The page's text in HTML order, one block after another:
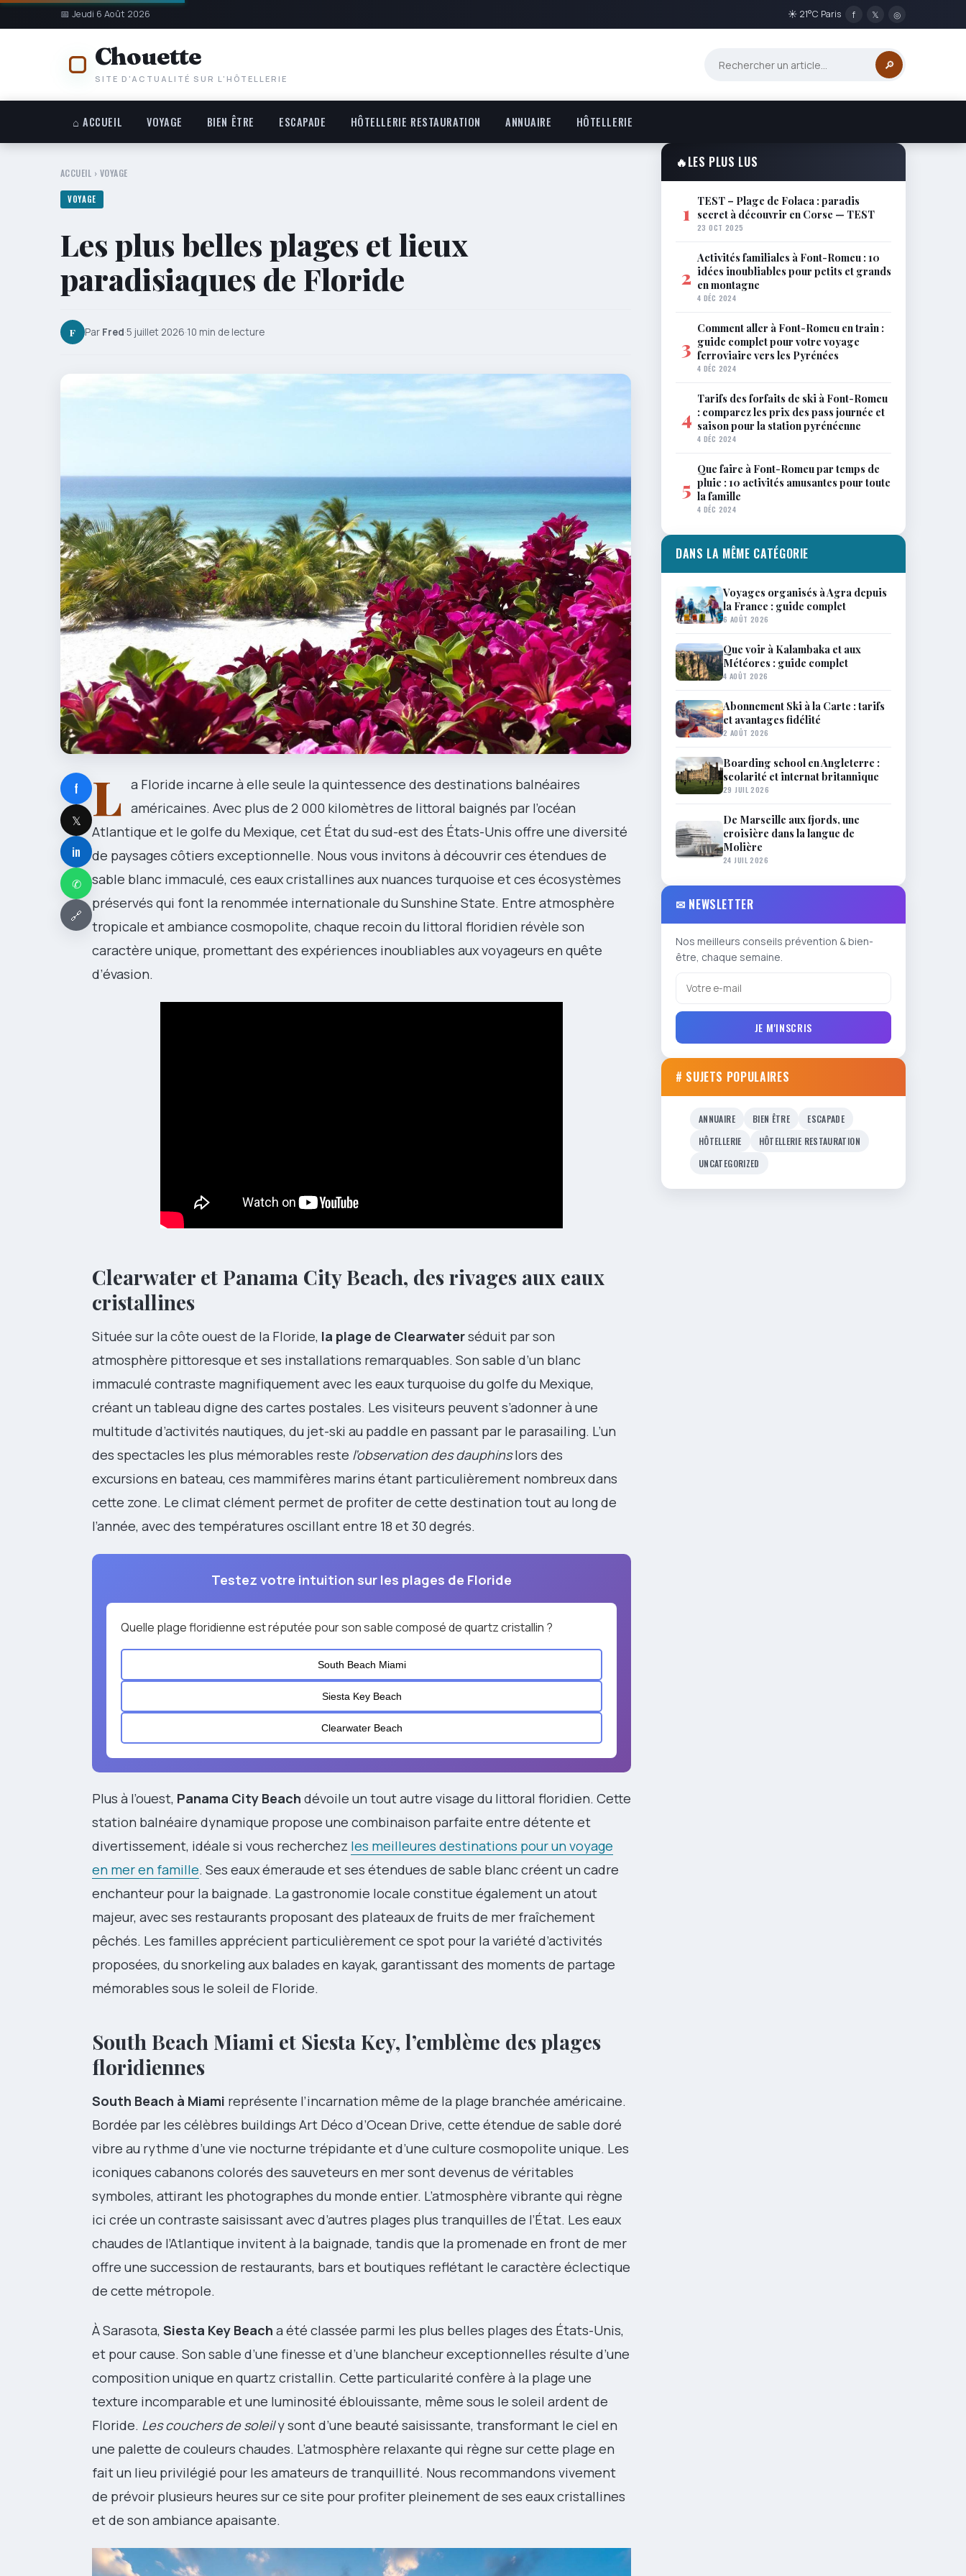
📅 Jeudi 6 Août 2026 ☀ 21°C Paris f 𝕏 ◎
Chouette
SITE D'ACTUALITÉ SUR L'HÔTELLERIE
🔎
⌂ ACCUEIL VOYAGE BIEN ÊTRE ESCAPADE HÔTELLERIE RESTAURATION ANNUAIRE HÔTELLERIE
ACCUEIL › VOYAGE
VOYAGE
Les plus belles plages et lieux
paradisiaques de Floride
F Par Fred·5 juillet 2026·10 min de lecture
f
𝕏
in
✆
🔗
L a Floride incarne à elle seule la quintessence des destinations balnéaires
américaines. Avec plus de 2 000 kilomètres de littoral baignés par l’océan
Atlantique et le golfe du Mexique, cet État du sud-est des États-Unis offre une diversité
de paysages côtiers exceptionnelle. Nous vous invitons à découvrir ces étendues de
sable blanc immaculé, ces eaux cristallines aux nuances turquoise et ces écosystèmes
préservés qui font la renommée internationale du Sunshine State. Entre atmosphère
tropicale et ambiance cosmopolite, chaque recoin du littoral floridien révèle son
caractère unique, promettant des expériences inoubliables aux voyageurs en quête
d’évasion.
Clearwater et Panama City Beach, des rivages aux eaux
cristallines
Située sur la côte ouest de la Floride, la plage de Clearwaterséduit par son
atmosphère pittoresque et ses installations remarquables. Son sable d’un blanc
immaculé contraste magnifiquement avec les eaux turquoise du golfe du Mexique,
créant un tableau digne des cartes postales. Les visiteurs peuvent s’adonner à une
multitude d’activités nautiques, du jet-ski au paddle en passant par le parasailing. L’un
des spectacles les plus mémorables reste l’observation des dauphinslors des
excursions en bateau, ces mammifères marins étant particulièrement nombreux dans
cette zone. Le climat clément permet de profiter de cette destination tout au long de
l’année, avec des températures oscillant entre 18 et 30 degrés.
Testez votre intuition sur les plages de Floride
Quelle plage floridienne est réputée pour son sable composé de quartz cristallin ?
South Beach Miami
Siesta Key Beach
Clearwater Beach
Plus à l’ouest, Panama City Beach dévoile un tout autre visage du littoral floridien. Cette
station balnéaire dynamique propose une combinaison parfaite entre détente et
divertissement, idéale si vous recherchez les meilleures destinations pour un voyage
en mer en famille. Ses eaux émeraude et ses étendues de sable blanc créent un cadre
enchanteur pour la baignade. La gastronomie locale constitue également un atout
majeur, avec ses restaurants proposant des plateaux de fruits de mer fraîchement
pêchés. Les familles apprécient particulièrement ce spot pour la variété d’activités
proposées, du snorkeling aux balades en kayak, garantissant des moments de partage
mémorables sous le soleil de Floride.
South Beach Miami et Siesta Key, l’emblème des plages
floridiennes
South Beach à Miami représente l’incarnation même de la plage branchée américaine.
Bordée par les célèbres buildings Art Déco d’Ocean Drive, cette étendue de sable doré
vibre au rythme d’une vie nocturne trépidante et d’une culture cosmopolite unique. Les
iconiques cabanons colorés des sauveteurs en mer sont devenus de véritables
symboles, attirant les photographes du monde entier. L’atmosphère vibrante qui règne
ici crée un contraste saisissant avec d’autres plages plus tranquilles de l’État. Les eaux
chaudes de l’Atlantique invitent à la baignade, tandis que la promenade en front de mer
offre une succession de restaurants, bars et boutiques reflétant le caractère éclectique
de cette métropole.
À Sarasota, Siesta Key Beach a été classée parmi les plus belles plages des États-Unis,
et pour cause. Son sable d’une finesse et d’une blancheur exceptionnelles résulte d’une
composition unique en quartz cristallin. Cette particularité confère à la plage une
texture incomparable et une luminosité éblouissante, même sous le soleil ardent de
Floride. Les couchers de soleily sont d’une beauté saisissante, transformant le ciel en
une palette de couleurs chaudes. L’atmosphère relaxante qui règne sur cette plage en
fait un lieu privilégié pour les amateurs de tranquillité. Nous recommandons vivement
de prévoir plusieurs heures sur ce site pour profiter pleinement de ses eaux cristallines
et de son ambiance apaisante.
🔥LES PLUS LUS
1 TEST – Plage de Folaca : paradis
secret à découvrir en Corse — TEST
23 OCT 2025
2
Activités familiales à Font-Romeu : 10
idées inoubliables pour petits et grands
en montagne
4 DÉC 2024
3
Comment aller à Font-Romeu en train :
guide complet pour votre voyage
ferroviaire vers les Pyrénées
4 DÉC 2024
4
Tarifs des forfaits de ski à Font-Romeu
: comparez les prix des pass journée et
saison pour la station pyrénéenne
4 DÉC 2024
5
Que faire à Font-Romeu par temps de
pluie : 10 activités amusantes pour toute
la famille
4 DÉC 2024
DANS LA MÊME CATÉGORIE
Voyages organisés à Agra depuis
la France : guide complet
6 AOÛT 2026
Que voir à Kalambaka et aux
Météores : guide complet
4 AOÛT 2026
Abonnement Ski à la Carte : tarifs
et avantages fidélité
2 AOÛT 2026
Boarding school en Angleterre :
scolarité et internat britannique
29 JUIL 2026
De Marseille aux fjords, une
croisière dans la langue de
Molière
24 JUIL 2026
✉ NEWSLETTER
Nos meilleurs conseils prévention & bien-
être, chaque semaine.
JE M'INSCRIS
# SUJETS POPULAIRES
ANNUAIRE BIEN ÊTRE
ESCAPADE
HÔTELLERIE
HÔTELLERIE RESTAURATION
UNCATEGORIZED